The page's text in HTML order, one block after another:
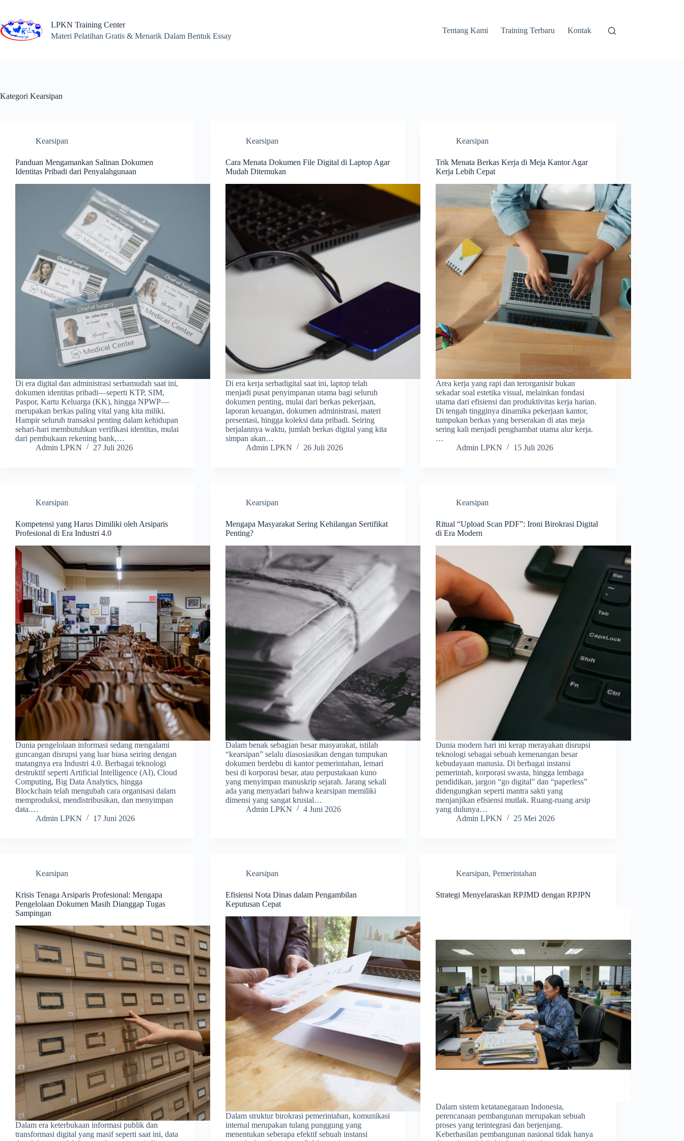
content
LPKN Training Center
Materi Pelatihan Gratis & Menarik Dalam Bentuk Essay
Tentang Kami Training Terbaru Kontak
Kategori Kearsipan
Kearsipan
Panduan Mengamankan Salinan Dokumen
Identitas Pribadi dari Penyalahgunaan
Di era digital dan administrasi serbamudah saat ini,
dokumen identitas pribadi—seperti KTP, SIM,
Paspor, Kartu Keluarga (KK), hingga NPWP—
merupakan berkas paling vital yang kita miliki.
Hampir seluruh transaksi penting dalam kehidupan
sehari-hari membutuhkan verifikasi identitas, mulai
dari pembukaan rekening bank,…
Admin LPKN
27 Juli 2026
Kearsipan
Cara Menata Dokumen File Digital di Laptop Agar
Mudah Ditemukan
Di era kerja serbadigital saat ini, laptop telah
menjadi pusat penyimpanan utama bagi seluruh
dokumen penting, mulai dari berkas pekerjaan,
laporan keuangan, dokumen administrasi, materi
presentasi, hingga koleksi data pribadi. Seiring
berjalannya waktu, jumlah berkas digital yang kita
simpan akan…
Admin LPKN
26 Juli 2026
Kearsipan
Trik Menata Berkas Kerja di Meja Kantor Agar
Kerja Lebih Cepat
Area kerja yang rapi dan terorganisir bukan
sekadar soal estetika visual, melainkan fondasi
utama dari efisiensi dan produktivitas kerja harian.
Di tengah tingginya dinamika pekerjaan kantor,
tumpukan berkas yang berserakan di atas meja
sering kali menjadi penghambat utama alur kerja.
…
Admin LPKN
15 Juli 2026
Kearsipan
Kompetensi yang Harus Dimiliki oleh Arsiparis
Profesional di Era Industri 4.0
Dunia pengelolaan informasi sedang mengalami
guncangan disrupsi yang luar biasa seiring dengan
matangnya era Industri 4.0. Berbagai teknologi
destruktif seperti Artificial Intelligence (AI), Cloud
Computing, Big Data Analytics, hingga
Blockchain telah mengubah cara organisasi dalam
memproduksi, mendistribusikan, dan menyimpan
data.…
Admin LPKN
17 Juni 2026
Kearsipan
Mengapa Masyarakat Sering Kehilangan Sertifikat
Penting?
Dalam benak sebagian besar masyarakat, istilah
“kearsipan” selalu diasosiasikan dengan tumpukan
dokumen berdebu di kantor pemerintahan, lemari
besi di korporasi besar, atau perpustakaan kuno
yang menyimpan manuskrip sejarah. Jarang sekali
ada yang menyadari bahwa kearsipan memiliki
dimensi yang sangat krusial…
Admin LPKN
4 Juni 2026
Kearsipan
Ritual “Upload Scan PDF”: Ironi Birokrasi Digital
di Era Modern
Dunia modern hari ini kerap merayakan disrupsi
teknologi sebagai sebuah kemenangan besar
kebudayaan manusia. Di berbagai instansi
pemerintah, korporasi swasta, hingga lembaga
pendidikan, jargon “go digital” dan “paperless”
didengungkan seperti mantra sakti yang
menjanjikan efisiensi mutlak. Ruang-ruang arsip
yang dulunya…
Admin LPKN
25 Mei 2026
Kearsipan
Krisis Tenaga Arsiparis Profesional: Mengapa
Pengelolaan Dokumen Masih Dianggap Tugas
Sampingan
Dalam era keterbukaan informasi publik dan
transformasi digital yang masif seperti saat ini, data
Kearsipan
Efisiensi Nota Dinas dalam Pengambilan
Keputusan Cepat
Dalam struktur birokrasi pemerintahan, komunikasi
internal merupakan tulang punggung yang
menentukan seberapa efektif sebuah instansi
Kearsipan,Pemerintahan
Strategi Menyelaraskan RPJMD dengan RPJPN
Dalam sistem ketatanegaraan Indonesia,
perencanaan pembangunan merupakan sebuah
proses yang terintegrasi dan berjenjang.
Keberhasilan pembangunan nasional tidak hanya